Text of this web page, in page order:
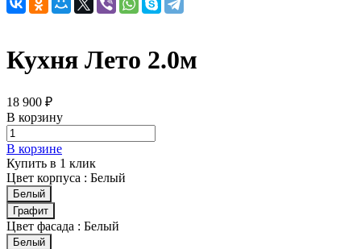
Кухня Лето 2.0м
18 900 ₽
В корзину
В корзине
Купить в 1 клик
Цвет корпуса : Белый
Белый
Графит
Цвет фасада : Белый
Белый